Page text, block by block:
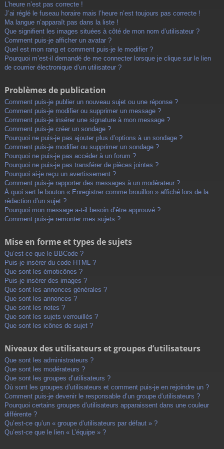
L’heure n’est pas correcte !
J’ai réglé le fuseau horaire mais l’heure n’est toujours pas correcte !
Ma langue n’apparaît pas dans la liste !
Que signifient les images situées à côté de mon nom d’utilisateur ?
Comment puis-je afficher un avatar ?
Quel est mon rang et comment puis-je le modifier ?
Pourquoi m’est-il demandé de me connecter lorsque je clique sur le lien
de courrier électronique d’un utilisateur ?
Problèmes de publication
Comment puis-je publier un nouveau sujet ou une réponse ?
Comment puis-je modifier ou supprimer un message ?
Comment puis-je insérer une signature à mon message ?
Comment puis-je créer un sondage ?
Pourquoi ne puis-je pas ajouter plus d’options à un sondage ?
Comment puis-je modifier ou supprimer un sondage ?
Pourquoi ne puis-je pas accéder à un forum ?
Pourquoi ne puis-je pas transférer de pièces jointes ?
Pourquoi ai-je reçu un avertissement ?
Comment puis-je rapporter des messages à un modérateur ?
À quoi sert le bouton « Enregistrer comme brouillon » affiché lors de la
rédaction d’un sujet ?
Pourquoi mon message a-t-il besoin d’être approuvé ?
Comment puis-je remonter mes sujets ?
Mise en forme et types de sujets
Qu’est-ce que le BBCode ?
Puis-je insérer du code HTML ?
Que sont les émoticônes ?
Puis-je insérer des images ?
Que sont les annonces générales ?
Que sont les annonces ?
Que sont les notes ?
Que sont les sujets verrouillés ?
Que sont les icônes de sujet ?
Niveaux des utilisateurs et groupes d’utilisateurs
Que sont les administrateurs ?
Que sont les modérateurs ?
Que sont les groupes d’utilisateurs ?
Où sont les groupes d’utilisateurs et comment puis-je en rejoindre un ?
Comment puis-je devenir le responsable d’un groupe d’utilisateurs ?
Pourquoi certains groupes d’utilisateurs apparaissent dans une couleur
différente ?
Qu’est-ce qu’un « groupe d’utilisateurs par défaut » ?
Qu’est-ce que le lien « L’équipe » ?